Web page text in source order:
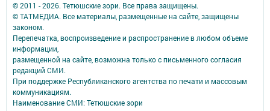
© 2011 - 2026. Тетюшские зори. Все права защищены.
© ТАТМЕДИА. Все материалы, размещенные на сайте, защищены
законом.
Перепечатка, воспроизведение и распространение в любом объеме
информации,
размещенной на сайте, возможна только с письменного согласия
редакций СМИ.
При поддержке Республиканского агентства по печати и массовым
коммуникациям.
Наименование СМИ: Тетюшские зори